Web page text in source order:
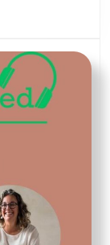
Romy
Geysen